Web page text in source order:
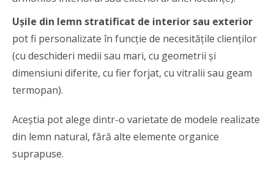
Ușile din lemn stratificat de interior sau exterior
pot fi personalizate în funcție de necesitățile clienților
(cu deschideri medii sau mari, cu geometrii și
dimensiuni diferite, cu fier forjat, cu vitralii sau geam
termopan).
Aceștia pot alege dintr-o varietate de modele realizate
din lemn natural, fără alte elemente organice
suprapuse.